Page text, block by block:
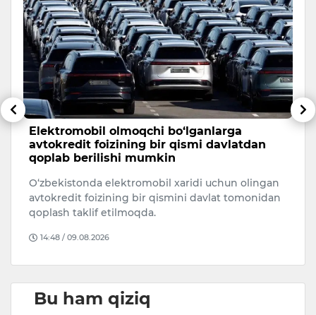
Elektromobil olmoqchi bo‘lganlarga
avtokredit foizining bir qismi davlatdan
qoplab berilishi mumkin
O‘zbekistonda elektromobil xaridi uchun olingan
avtokredit foizining bir qismini davlat tomonidan
qoplash taklif etilmoqda.
14:48 / 09.08.2026
Bu ham qiziq